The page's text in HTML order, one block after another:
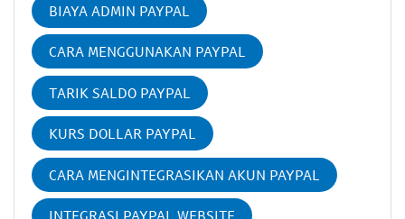
BIAYA ADMIN PAYPAL
CARA MENGGUNAKAN PAYPAL
TARIK SALDO PAYPAL
KURS DOLLAR PAYPAL
CARA MENGINTEGRASIKAN AKUN PAYPAL